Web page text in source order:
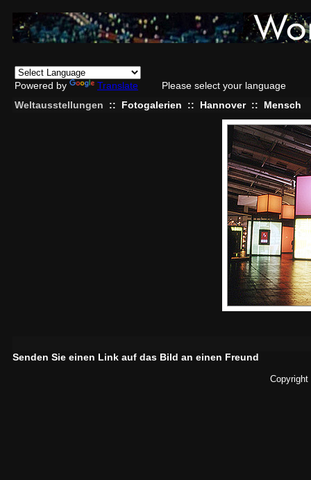
Powered by Translate
Please select your language
Weltausstellungen
:: Fotogalerien :: Hannover :: Mensch
Senden Sie einen Link auf das Bild an einen Freund